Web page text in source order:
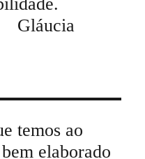
temos ao
elaborado